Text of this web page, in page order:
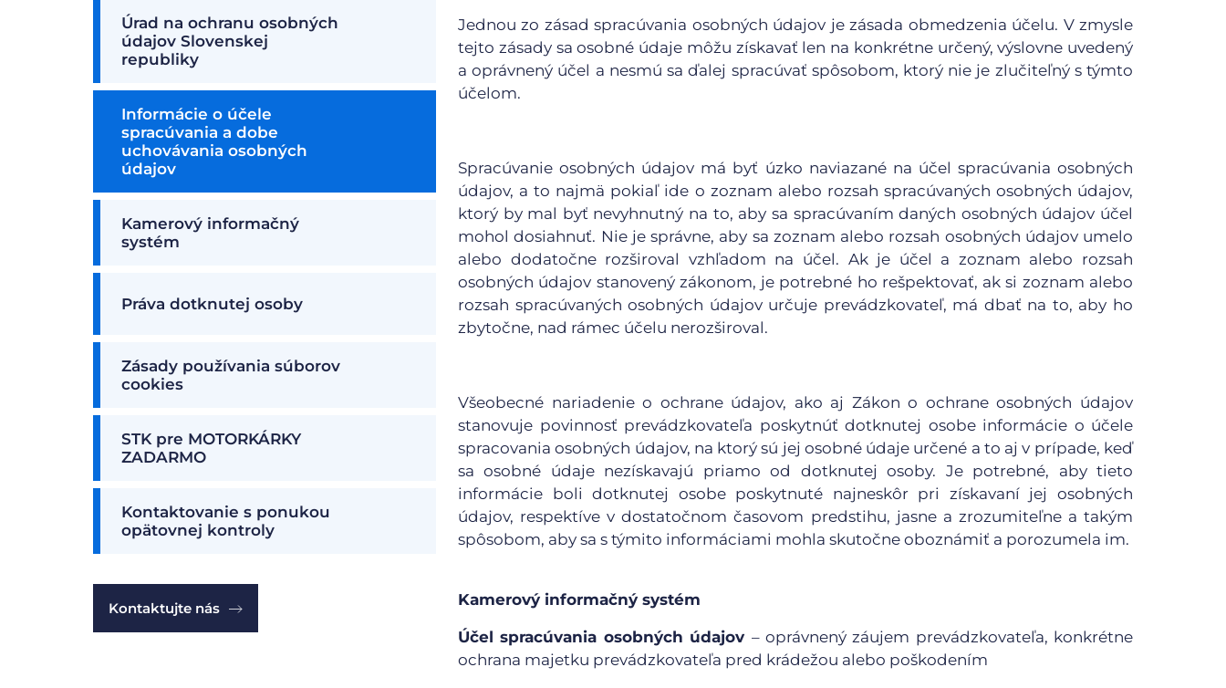
Úrad na ochranu osobných
údajov Slovenskej
republiky
Informácie o účele
spracúvania a dobe
uchovávania osobných
údajov
Kamerový informačný
systém
Práva dotknutej osoby
Zásady používania súborov
cookies
STK pre MOTORKÁRKY
ZADARMO
Kontaktovanie s ponukou
opätovnej kontroly
Kontaktujte nás
Jednou zo zásad spracúvania osobných údajov je zásada obmedzenia účelu. V zmysle
tejto zásady sa osobné údaje môžu získavať len na konkrétne určený, výslovne uvedený
a oprávnený účel a nesmú sa ďalej spracúvať spôsobom, ktorý nie je zlučiteľný s týmto
účelom.
Spracúvanie osobných údajov má byť úzko naviazané na účel spracúvania osobných
údajov, a to najmä pokiaľ ide o zoznam alebo rozsah spracúvaných osobných údajov,
ktorý by mal byť nevyhnutný na to, aby sa spracúvaním daných osobných údajov účel
mohol dosiahnuť. Nie je správne, aby sa zoznam alebo rozsah osobných údajov umelo
alebo dodatočne rozširoval vzhľadom na účel. Ak je účel a zoznam alebo rozsah
osobných údajov stanovený zákonom, je potrebné ho rešpektovať, ak si zoznam alebo
rozsah spracúvaných osobných údajov určuje prevádzkovateľ, má dbať na to, aby ho
zbytočne, nad rámec účelu nerozširoval.
Všeobecné nariadenie o ochrane údajov, ako aj Zákon o ochrane osobných údajov
stanovuje povinnosť prevádzkovateľa poskytnúť dotknutej osobe informácie o účele
spracovania osobných údajov, na ktorý sú jej osobné údaje určené a to aj v prípade, keď
sa osobné údaje nezískavajú priamo od dotknutej osoby. Je potrebné, aby tieto
informácie boli dotknutej osobe poskytnuté najneskôr pri získavaní jej osobných
údajov, respektíve v dostatočnom časovom predstihu, jasne a zrozumiteľne a takým
spôsobom, aby sa s týmito informáciami mohla skutočne oboznámiť a porozumela im.
Kamerový informačný systém
Účel spracúvania osobných údajov – oprávnený záujem prevádzkovateľa, konkrétne
ochrana majetku prevádzkovateľa pred krádežou alebo poškodením